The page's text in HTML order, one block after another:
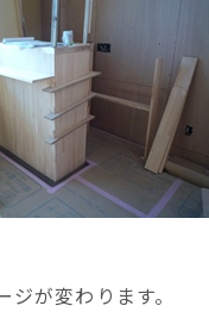
が変わります。